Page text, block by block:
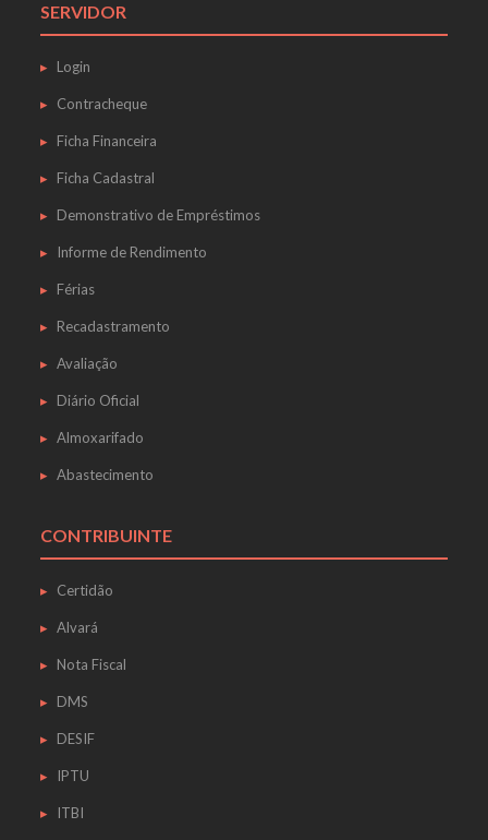
SERVIDOR
Login
Contracheque
Ficha Financeira
Ficha Cadastral
Demonstrativo de Empréstimos
Informe de Rendimento
Férias
Recadastramento
Avaliação
Diário Oficial
Almoxarifado
Abastecimento
CONTRIBUINTE
Certidão
Alvará
Nota Fiscal
DMS
DESIF
IPTU
ITBI